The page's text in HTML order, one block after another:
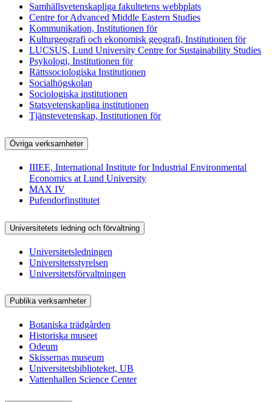
Samhällsvetenskapliga fakultetens webbplats
Centre for Advanced Middle Eastern Studies
Kommunikation, Institutionen för
Kulturgeografi och ekonomisk geografi, Institutionen för
LUCSUS, Lund University Centre for Sustainability Studies
Psykologi, Institutionen för
Rättssociologiska Institutionen
Socialhögskolan
Sociologiska institutionen
Statsvetenskapliga institutionen
Tjänstevetenskap, Institutionen för
Övriga verksamheter
IIIEE, International Institute for Industrial Environmental
Economics at Lund University
MAX IV
Pufendorfinstitutet
Universitetets ledning och förvaltning
Universitetsledningen
Universitetsstyrelsen
Universitetsförvaltningen
Publika verksamheter
Botaniska trädgården
Historiska museet
Odeum
Skissernas museum
Universitetsbiblioteket, UB
Vattenhallen Science Center